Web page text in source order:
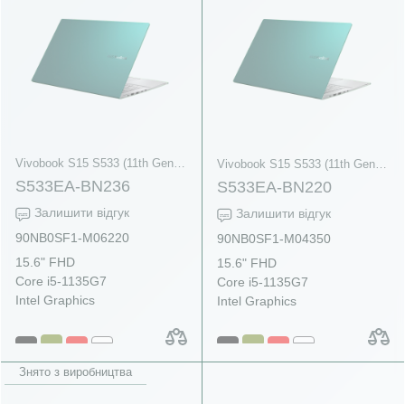
Vivobook S15 S533 (11th Gen Intel)
S533EA-BN236
Залишити відгук
90NB0SF1-M06220
15.6" FHD
Core i5-1135G7
Intel Graphics
Vivobook S15 S533 (11th Gen Intel)
S533EA-BN220
Залишити відгук
90NB0SF1-M04350
15.6" FHD
Core i5-1135G7
Intel Graphics
Знято з виробництва